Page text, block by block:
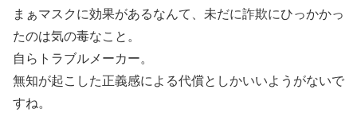
まぁマスクに効果があるなんて、未だに詐欺にひっかかっ
たのは気の毒なこと。
自らトラブルメーカー。
無知が起こした正義感による代償としかいいようがないで
すね。